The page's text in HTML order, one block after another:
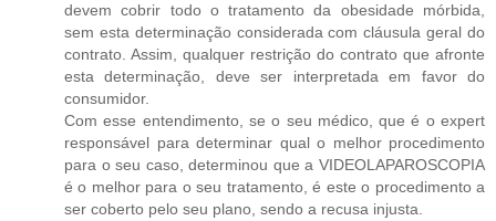
devem cobrir todo o tratamento da obesidade mórbida,
sem esta determinação considerada com cláusula geral do
contrato. Assim, qualquer restrição do contrato que afronte
esta determinação, deve ser interpretada em favor do
consumidor.
Com esse entendimento, se o seu médico, que é o expert
responsável para determinar qual o melhor procedimento
para o seu caso, determinou que a VIDEOLAPAROSCOPIA
é o melhor para o seu tratamento, é este o procedimento a
ser coberto pelo seu plano, sendo a recusa injusta.